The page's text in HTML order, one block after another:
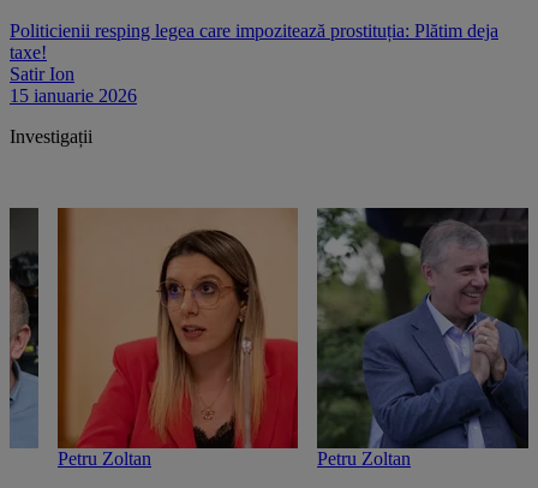
Politicienii resping legea care impozitează prostituția: Plătim deja
taxe!
Satir Ion
15 ianuarie 2026
Investigații
Petru Zoltan
Petru Zoltan